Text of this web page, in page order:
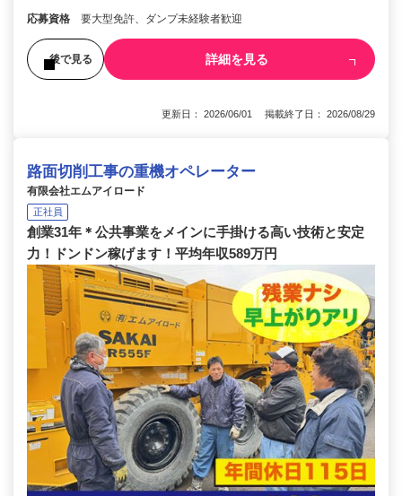
応募資格 要大型免許、ダンプ未経験者歓迎
後で見る 詳細を見る
更新日： 2026/06/01 掲載終了日： 2026/08/29
路面切削工事の重機オペレーター
有限会社エムアイロード
正社員
創業31年＊公共事業をメインに手掛ける高い技術と安定
力！ドンドン稼げます！平均年収589万円